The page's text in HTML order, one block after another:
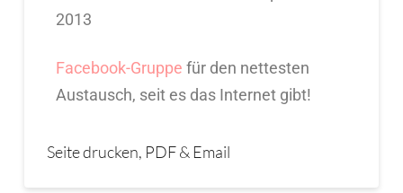
2013
Facebook-Gruppe für den nettesten
Austausch, seit es das Internet gibt!
Seite drucken, PDF & Email